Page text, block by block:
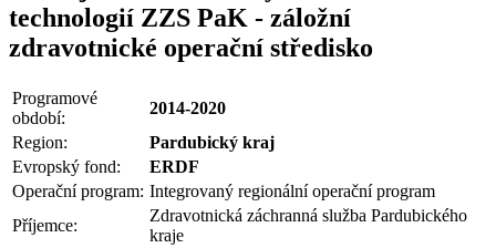
technologií ZZS PaK - záložní
zdravotnické operační středisko
Programové
období:
2014-2020
Region:
Pardubický kraj
Evropský fond:
ERDF
Operační program: Integrovaný regionální operační program
Příjemce:
Zdravotnická záchranná služba Pardubického
kraje